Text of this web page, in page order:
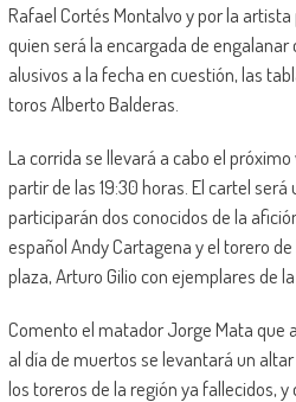
Rafael Cortés Montalvo y por la artista
quien será la encargada de
alusivos a la fecha en cuestión, las
toros Alberto Balderas.
La corrida se llevará a cabo el
partir de las 19:30 horas. El cartel
participarán dos conocidos de la
español Andy Cartagena y el torero
plaza, Arturo Gilio con ejemplares de
Comento el matador Jorge Mata que
al día de muertos se levantará un
los toreros de la región ya fallecidos,